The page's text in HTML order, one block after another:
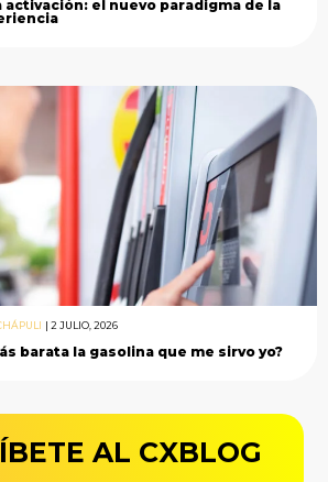
activación: el nuevo paradigma de la
2 JULIO, 2026
barata la gasolina que me sirvo yo?
AL CXBLOG